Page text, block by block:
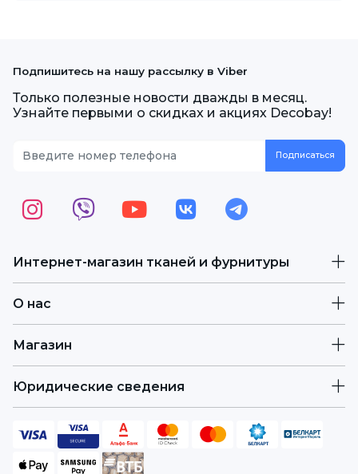
Интернет-магазин тканей и фурнитуры
О нас
Магазин
Юридические сведения
Подпишитесь на нашу рассылку в Viber
Только полезные новости дважды в месяц.
Узнайте первыми о скидках и акциях Decobay!